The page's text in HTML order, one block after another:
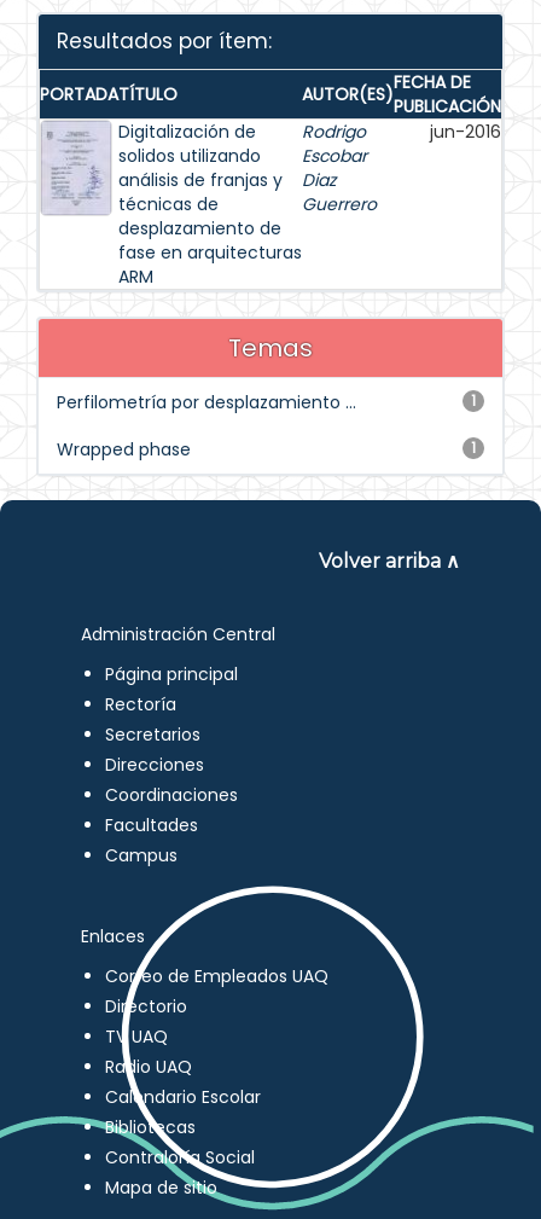
Resultados por ítem:
PORTADATÍTULO AUTOR(ES)FECHA DE
PUBLICACIÓN
Digitalización de
solidos utilizando
análisis de franjas y
técnicas de
desplazamiento de
fase en arquitecturas
ARM
Rodrigo
Escobar
Diaz
Guerrero
jun-2016
Temas
1
Perfilometría por desplazamiento ...
1
Wrapped phase
Volver arriba ∧
Administración Central
Página principal
Rectoría
Secretarios
Direcciones
Coordinaciones
Facultades
Campus
Enlaces
Correo de Empleados UAQ
Directorio
TV UAQ
Radio UAQ
Calendario Escolar
Bibliotecas
Contraloría Social
Mapa de sitio